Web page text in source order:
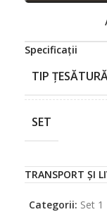
Specificații
TIP
SET
TRANSPORT ȘI
Categorii: Set 1